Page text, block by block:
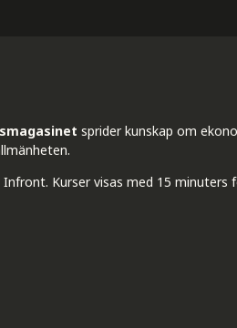
sprider kunskap om
Kurser visas med 15 minuters